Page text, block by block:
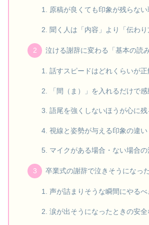
原稿が良くても印象が残らない
聞く人は「内容」より「伝わ
泣ける謝辞に変わる「基本の読
話すスピードはどれくらいが正
「間（ま）」を入れるだけで
語尾を強くしないほうが心に残
視線と姿勢が与える印象の違い
マイクがある場合・ない場合の
卒業式の謝辞で泣きそうになっ
声が詰まりそうな瞬間にやるべ
涙が出そうになったときの安